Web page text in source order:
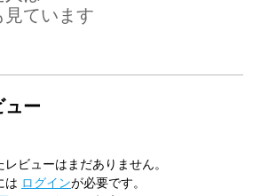
見ています
ュー
ビューはまだありません。
は ログインが必要です。